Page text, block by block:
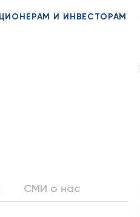
И ИНВЕСТОРАМ
СМИ о нас